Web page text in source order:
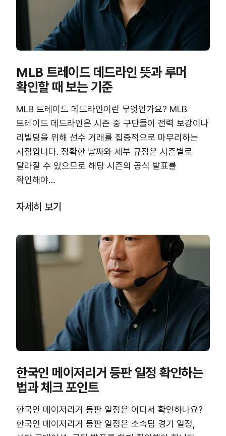
MLB 트레이드 데드라인 뜻과 루머
확인할 때 보는 기준
MLB 트레이드 데드라인이란 무엇인가요? MLB
트레이드 데드라인은 시즌 중 구단들이 전력 보강이나
리빌딩을 위해 선수 거래를 집중적으로 마무리하는
시점입니다. 정확한 날짜와 세부 규정은 시즌별로
달라질 수 있으므로 해당 시즌의 공식 발표를
확인해야…
자세히 보기
한국인 메이저리거 등판 일정 확인하는
법과 체크 포인트
한국인 메이저리거 등판 일정은 어디서 확인하나요?
한국인 메이저리거 등판 일정은 소속팀 경기 일정,